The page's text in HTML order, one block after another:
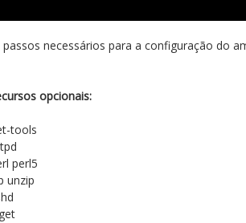
necessários para a configuração do
opcionais:
tools
perl5
unzip